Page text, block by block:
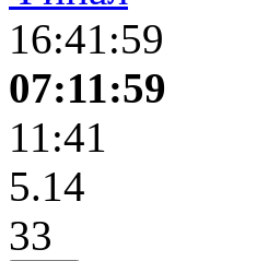
16:41:59
07:11:59
11:41
5.14
33